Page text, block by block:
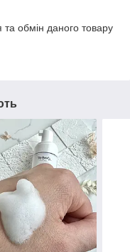
обмін даного товару